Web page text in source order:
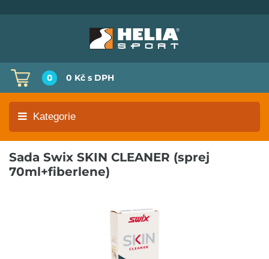
0 0 Kč s DPH
Kategorie
Sada Swix SKIN CLEANER (sprej
70ml+fiberlene)